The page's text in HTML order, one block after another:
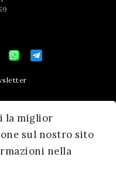
la miglior
sul nostro sito
nella